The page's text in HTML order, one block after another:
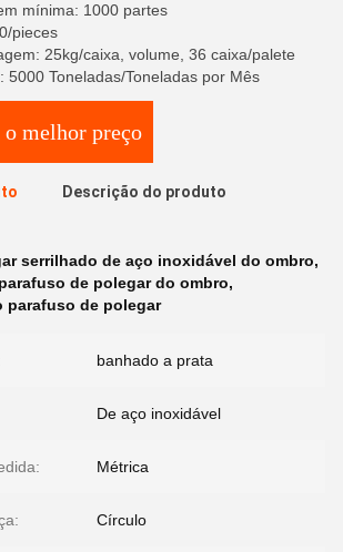
mínima: 1000 partes
pieces
25kg/caixa, volume, 36 caixa/palete
5000 Toneladas/Toneladas por Mês
o melhor preço
Descrição do produto
serrilhado de aço inoxidável do ombro,
de polegar do ombro,
parafuso de polegar
banhado a prata
De aço inoxidável
Métrica
Círculo